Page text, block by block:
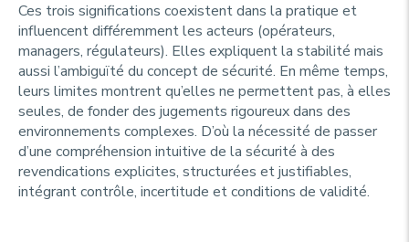
Ces trois significations coexistent dans la pratique et
influencent différemment les acteurs (opérateurs,
managers, régulateurs). Elles expliquent la stabilité mais
aussi l’ambiguïté du concept de sécurité. En même temps,
leurs limites montrent qu’elles ne permettent pas, à elles
seules, de fonder des jugements rigoureux dans des
environnements complexes. D’où la nécessité de passer
d’une compréhension intuitive de la sécurité à des
revendications explicites, structurées et justifiables,
intégrant contrôle, incertitude et conditions de validité.